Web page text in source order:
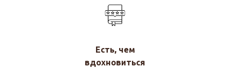
Есть, чем
вдохновиться